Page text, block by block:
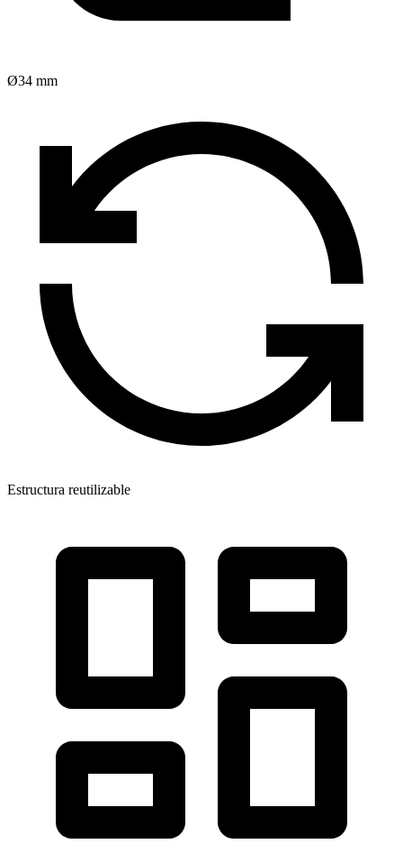
Ø34 mm
Estructura reutilizable